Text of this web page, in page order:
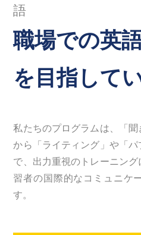
語
職場での英
を目指して
私たちのプログラムは、「
から「ライティング」や「
で、出力重視のトレーニン
習者の国際的なコミュニケ
す。